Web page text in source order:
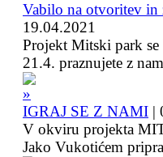
Vabilo na otvoritev
19.04.2021
Projekt Mitski park
21.4. praznujete z
IGRAJ SE Z NAMI |
V okviru projekta
Jako Vukotićem